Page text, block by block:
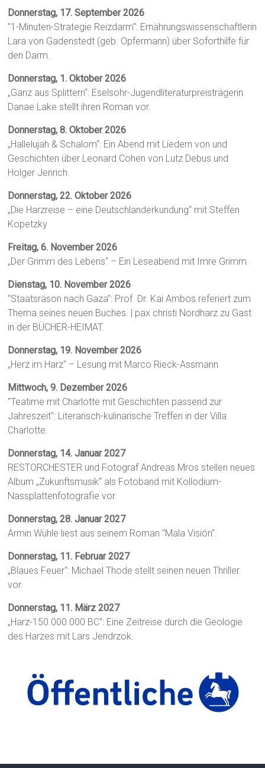
Donnerstag, 17. September 2026
"1-Minuten-Strategie Reizdarm": Ernährungswissenschaftlerin
Lara von Gadenstedt (geb. Opfermann) über Soforthilfe für
den Darm.
Donnerstag, 1. Oktober 2026
„Ganz aus Splittern“: Eselsohr-Jugendliteraturpreisträgerin
Danae Lake stellt ihren Roman vor.
Donnerstag, 8. Oktober 2026
„Hallelujah & Schalom“: Ein Abend mit Liedern von und
Geschichten über Leonard Cohen von Lutz Debus und
Holger Jenrich.
Donnerstag, 22. Oktober 2026
„Die Harzreise – eine Deutschlanderkundung“ mit Steffen
Kopetzky
Freitag, 6. November 2026
„Der Grimm des Lebens“ – Ein Leseabend mit Imre Grimm.
Dienstag, 10. November 2026
"Staatsräson nach Gaza": Prof. Dr. Kai Ambos referiert zum
Thema seines neuen Buches. | pax christi Nordharz zu Gast
in der BÜCHER-HEIMAT.
Donnerstag, 19. November 2026
„Herz im Harz“ – Lesung mit Marco Rieck-Assmann
Mittwoch, 9. Dezember 2026
"Teatime mit Charlotte mit Geschichten passend zur
Jahreszeit": Literarisch-kulinarische Treffen in der Villa
Charlotte.
Donnerstag, 14. Januar 2027
RESTORCHESTER und Fotograf Andreas Mros stellen neues
Album „Zukunftsmusik“ als Fotoband mit Kollodium-
Nassplattenfotografie vor.
Donnerstag, 28. Januar 2027
Armin Wühle liest aus seinem Roman "Mala Visión".
Donnerstag, 11. Februar 2027
„Blaues Feuer“: Michael Thode stellt seinen neuen Thriller
vor.
Donnerstag, 11. März 2027
„Harz-150.000.000 BC“: Eine Zeitreise durch die Geologie
des Harzes mit Lars Jendrzok.